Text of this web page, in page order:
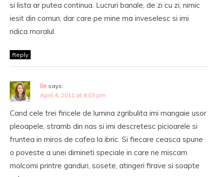
si lista ar putea continua. Lucruri banale, de zi cu zi, nimic
iesit din comun, dar care pe mine ma inveselesc si imi
ridica moralul.
Reply
lle says:
April 4, 2011 at 4:03 pm
Cand cele trei firicele de lumina zgribulita imi mangaie usor
pleoapele, stramb din nas si imi descretesc picioarele si
fruntea in miros de cafea la ibric. Si fiecare ceasca spune
o poveste a unei dimineti speciale in care ne miscam
molcomi printre ganduri, sosete, atingeri firave si soapte